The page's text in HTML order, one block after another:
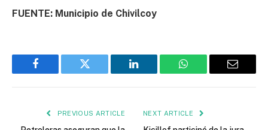
FUENTE: Municipio de Chivilcoy
Facebook Twitter LinkedIn WhatsApp Email
PREVIOUS ARTICLE NEXT ARTICLE